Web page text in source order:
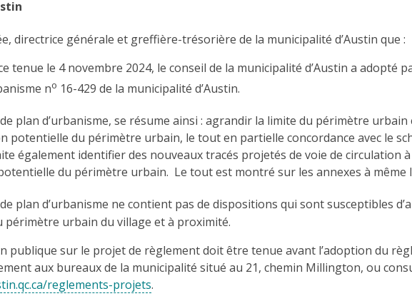
directrice générale et greffière-trésorière de la municipalité d’Austin que :
tenue le 4 novembre 2024, le conseil de la municipalité d’Austin a adopté
no 16-429 de la municipalité d’Austin.
plan d’urbanisme, se résume ainsi : agrandir la limite du périmètre
potentielle du périmètre urbain, le tout en partielle concordance avec le
également identifier des nouveaux tracés projetés de voie de circulation
du périmètre urbain. Le tout est montré sur les annexes à même
plan d’urbanisme ne contient pas de dispositions qui sont susceptibles
périmètre urbain du village et à proximité.
publique sur le projet de règlement doit être tenue avant l’adoption du
aux bureaux de la municipalité situé au 21, chemin Millington, ou
reglements-projets.